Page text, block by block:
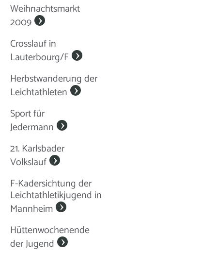
Weihnachtsmarkt
2009
Crosslauf in
Lauterbourg/F
Herbstwanderung der
Leichtathleten
Sport für
Jedermann
21. Karlsbader
Volkslauf
F-Kadersichtung der
Leichtathletikjugend in
Mannheim
Hüttenwochenende
der Jugend